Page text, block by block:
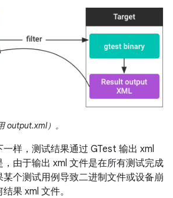
output.xml）。
样，测试结果通过 GTest 输出 xml
由于输出 xml 文件是在所有测试完成
某个测试用例导致二进制文件或设备崩
果 xml 文件。